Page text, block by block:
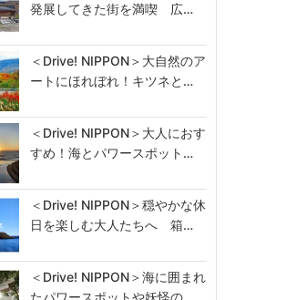
発展してきた街を満喫 広…
＜Drive! NIPPON＞大自然のア
ートにほれぼれ！キツネと…
＜Drive! NIPPON＞大人におす
すめ！海とパワースポット…
＜Drive! NIPPON＞穏やかな休
日を楽しむ大人たちへ 箱…
＜Drive! NIPPON＞海に囲まれ
たパワースポットや妖怪の…